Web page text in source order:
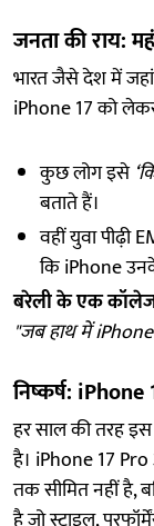
जनता की राय:
भारत जैसे देश में
iPhone 17 को
कुछ लोग इसे
बताते हैं।
वहीं युवा पीढ़ी
कि iPhone
बरेली के एक कॉलेज
"जब हाथ में
निष्कर्ष:
हर साल की तरह
है। iPhone 17
तक सीमित नहीं है,